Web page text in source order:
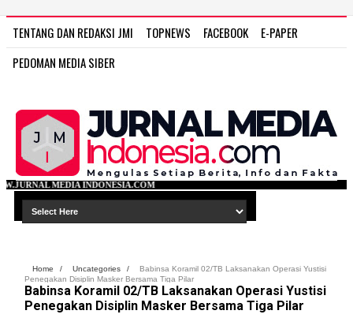
TENTANG DAN REDAKSI JMI TOPNEWS FACEBOOK
E-PAPER
PEDOMAN MEDIA SIBER
Home / Uncategories /
Babinsa Koramil 02/TB Laksanakan Operasi Yustisi
Penegakan Disiplin Masker Bersama Tiga Pilar
Babinsa Koramil 02/TB Laksanakan Operasi Yustisi
Penegakan Disiplin Masker Bersama Tiga Pilar